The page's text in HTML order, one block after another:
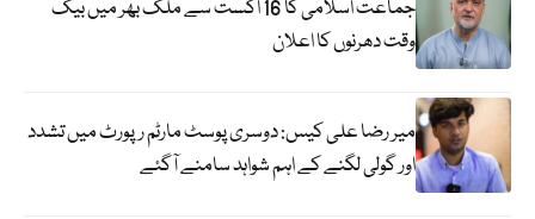
جماعت اسلامی کا 16 اگست سے ملک بھر میں بیک
وقت دھرنوں کا اعلان
میر رضا علی کیس: دوسری پوسٹ مارٹم رپورٹ میں تشدد
اور گولی لگنے کے اہم شواہد سامنے آگئے